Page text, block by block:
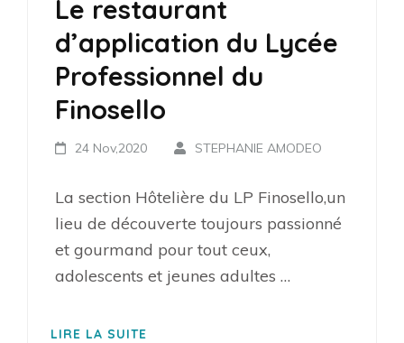
Le restaurant
d’application du Lycée
Professionnel du
Finosello
24 Nov,2020 STEPHANIE AMODEO
La section Hôtelière du LP Finosello,un
lieu de découverte toujours passionné
et gourmand pour tout ceux,
adolescents et jeunes adultes …
LIRE LA SUITE